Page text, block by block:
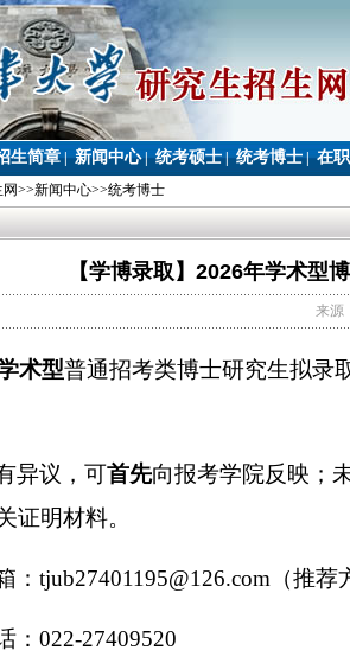
生简章 | 新闻中心 | 统考硕士 | 统考博士 | 在
>>新闻中心>>统考博士
【学博录取】2026年学术型
来源
术型普通招考类博士研究生拟录
异议，可首先向报考学院反映；
证明材料。
：tjub27401195@126.com （推
：022-27409520